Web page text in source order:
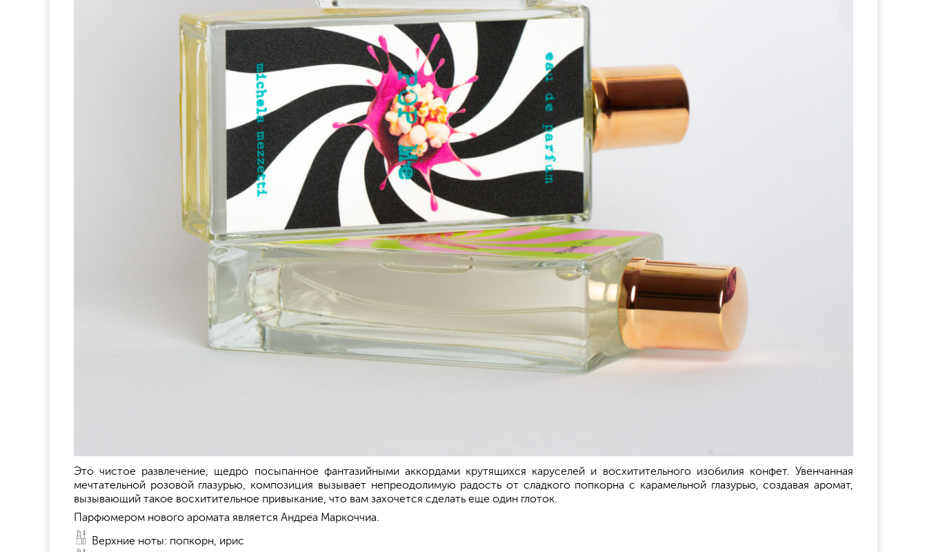
Это чистое развлечение, щедро посыпанное фантазийными аккордами крутящихся каруселей и восхитительного изобилия конфет. Увенчанная
мечтательной розовой глазурью, композиция вызывает непреодолимую радость от сладкого попкорна с карамельной глазурью, создавая аромат,
вызывающий такое восхитительное привыкание, что вам захочется сделать еще один глоток.
Парфюмером нового аромата является Андреа Маркоччиа.
Верхние ноты: попкорн, ирис